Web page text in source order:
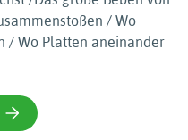
/ Wo
/ Wo Platten aneinander